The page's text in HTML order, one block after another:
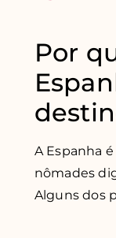
Por
A Espanha
nômades
Alguns dos